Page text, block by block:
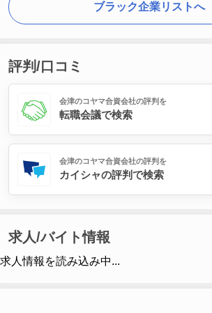
ブラック企業リストへ
評判/口コミ
会津のコヤマ合資会社の評判を
転職会議で検索
会津のコヤマ合資会社の評判を
カイシャの評判で検索
求人/バイト情報
求人情報を読み込み中...